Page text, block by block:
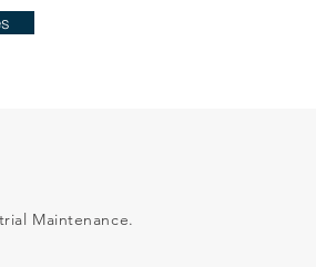
Maintenance.